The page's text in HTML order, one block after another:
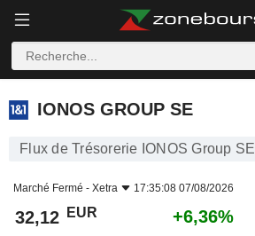
IONOS GROUP SE
IONOS GROUP SE
Flux de Trésorerie IONOS Group SE
Marché Fermé - Xetra 17:35:08 07/08/2026
32,12 EUR +6,36%